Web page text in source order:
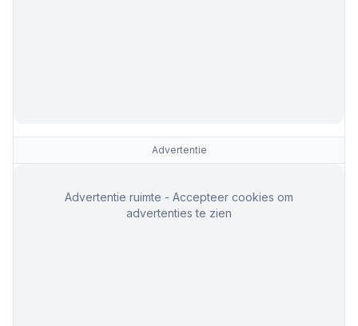
Advertentie
Advertentie ruimte - Accepteer cookies om
advertenties te zien